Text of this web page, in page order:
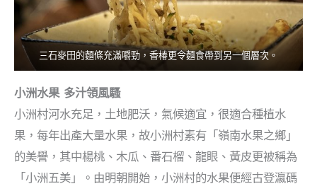
三石麥田的麵條充滿嚼勁，香椿更令麵食帶到另一個層次。
小洲水果 多汁領風騷
小洲村河水充足，土地肥沃，氣候適宜，很適合種植水
果，每年出產大量水果，故小洲村素有「嶺南水果之鄉」
的美譽，其中楊桃、木瓜、番石榴、龍眼、黃皮更被稱為
「小洲五美」。由明朝開始，小洲村的水果便經古登瀛碼